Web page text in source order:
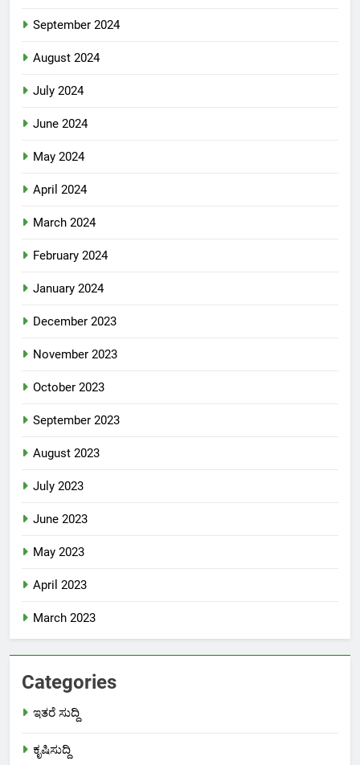
September 2024
August 2024
July 2024
June 2024
May 2024
April 2024
March 2024
February 2024
January 2024
December 2023
November 2023
October 2023
September 2023
August 2023
July 2023
June 2023
May 2023
April 2023
March 2023
Categories
ಇತರೆ ಸುದ್ದಿ
ಕೃಷಿಸುದ್ದಿ